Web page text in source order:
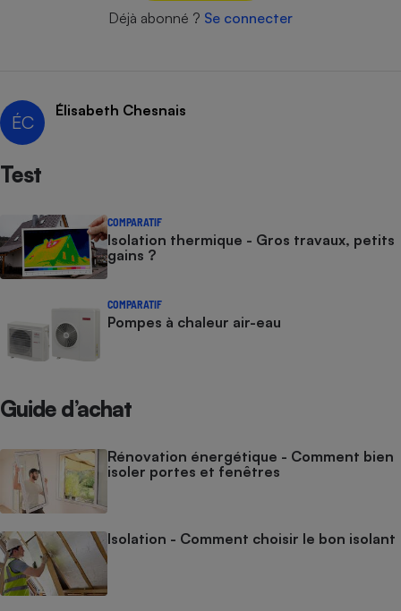
Déjà abonné ? Se connecter
ÉC
Élisabeth Chesnais
Test
COMPARATIF
Isolation thermique - Gros travaux, petits
gains ?
COMPARATIF
Pompes à chaleur air-eau
Guide d’achat
Rénovation énergétique - Comment bien
isoler portes et fenêtres
Isolation - Comment choisir le bon isolant